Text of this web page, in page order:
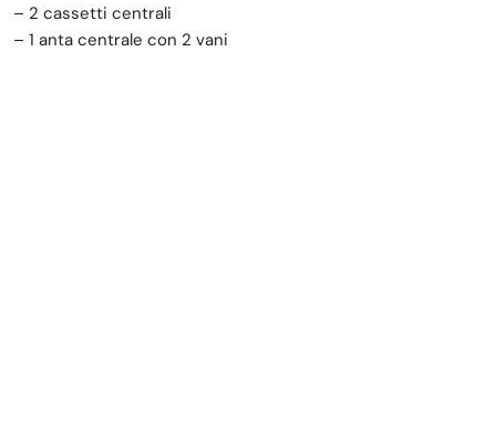
– 2 cassetti centrali
– 1 anta centrale con 2 vani